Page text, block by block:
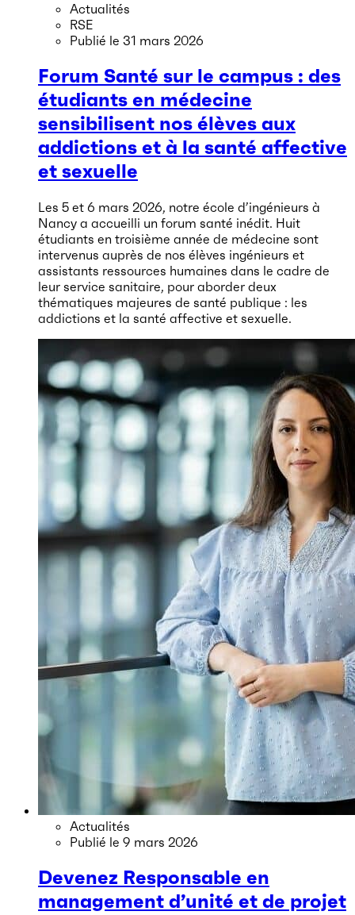
Actualités
RSE
Publié le 31 mars 2026
Forum Santé sur le campus : des
étudiants en médecine
sensibilisent nos élèves aux
addictions et à la santé affective
et sexuelle
Les 5 et 6 mars 2026, notre école d’ingénieurs à
Nancy a accueilli un forum santé inédit. Huit
étudiants en troisième année de médecine sont
intervenus auprès de nos élèves ingénieurs et
assistants ressources humaines dans le cadre de
leur service sanitaire, pour aborder deux
thématiques majeures de santé publique : les
addictions et la santé affective et sexuelle.
Actualités
Publié le 9 mars 2026
Devenez Responsable en
management d’unité et de projet